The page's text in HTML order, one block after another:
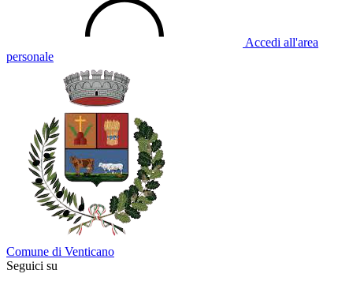
Accedi all'area
personale
Comune di Venticano
Seguici su